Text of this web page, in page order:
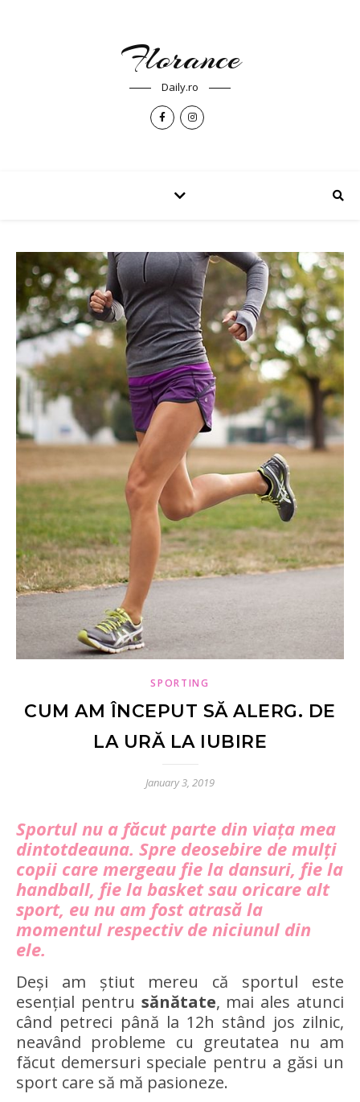
Florance
Daily.ro
SPORTING
CUM AM ÎNCEPUT SĂ ALERG. DE
LA URĂ LA IUBIRE
January 3, 2019
Sportul nu a făcut parte din viața mea
dintotdeauna. Spre deosebire de mulți
copii care mergeau fie la dansuri, fie la
handball, fie la basket sau oricare alt
sport, eu nu am fost atrasă la
momentul respectiv de niciunul din
ele.
Deși am știut mereu că sportul este
esențial pentru sănătate, mai ales atunci
când petreci până la 12h stând jos zilnic,
neavând probleme cu greutatea nu am
făcut demersuri speciale pentru a găsi un
sport care să mă pasioneze.